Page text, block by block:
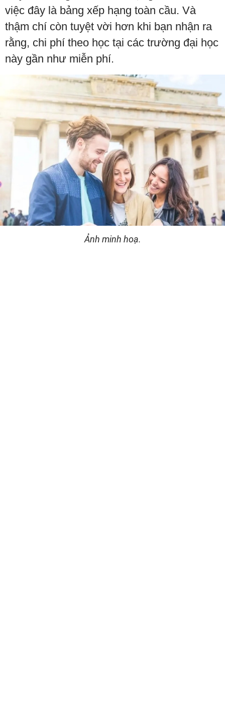
việc đây là bảng xếp hạng toàn cầu. Và
thậm chí còn tuyệt vời hơn khi bạn nhận ra
rằng, chi phí theo học tại các trường đại học
này gần như miễn phí.
Ảnh minh hoạ.